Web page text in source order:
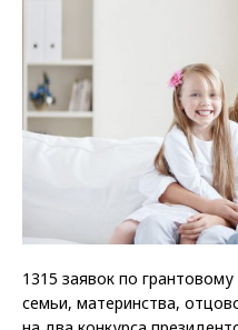
1315 заявок по
семьи, материнства,